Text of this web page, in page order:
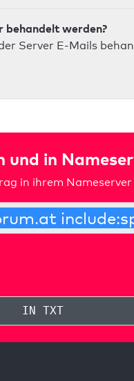
behandelt werden?
Server E-Mails
und in
in ihrem
IN TXT